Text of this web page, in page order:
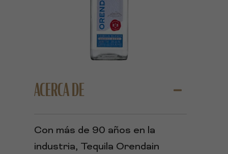
ACERCA DE
Con más de 90 años en la
industria, Tequila Orendain